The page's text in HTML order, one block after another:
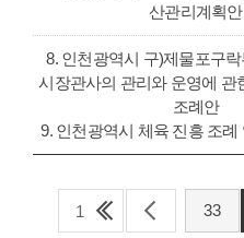
산관리계획안
8. 인천광역시 구)제물포구
시장관사의 관리와 운영에 관
조례안
9. 인천광역시 체육 진흥 조
1